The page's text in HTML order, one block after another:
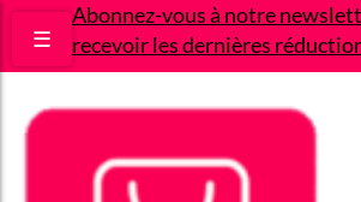
Abonnez-vous à notre
recevoir les dernières
☰